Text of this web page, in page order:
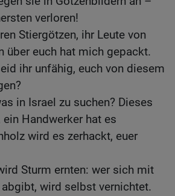
verloren!
Stiergötzen, ihr Leute von
über euch hat mich gepackt.
ihr unfähig, euch von diesem
in Israel zu suchen? Dieses
Handwerker hat es
wird es zerhackt, euer
Sturm ernten: wer sich mit
wird selbst vernichtet.